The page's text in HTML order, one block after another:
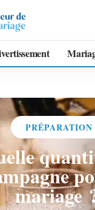
PRÉPARATION
mariage